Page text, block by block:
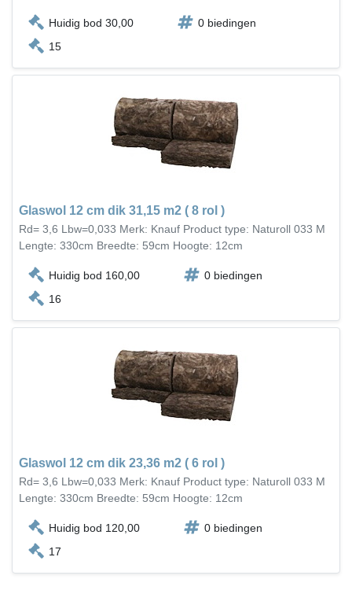
Huidig bod 30,00
0 biedingen
15
Glaswol 12 cm dik 31,15 m2 ( 8 rol )
Rd= 3,6 Lbw=0,033 Merk: Knauf Product type: Naturoll 033 M
Lengte: 330cm Breedte: 59cm Hoogte: 12cm
Huidig bod 160,00
0 biedingen
16
Glaswol 12 cm dik 23,36 m2 ( 6 rol )
Rd= 3,6 Lbw=0,033 Merk: Knauf Product type: Naturoll 033 M
Lengte: 330cm Breedte: 59cm Hoogte: 12cm
Huidig bod 120,00
0 biedingen
17